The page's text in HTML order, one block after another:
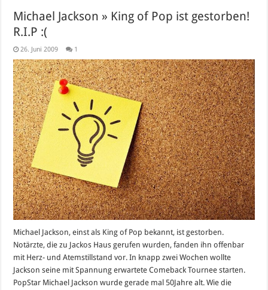
Michael Jackson » King of Pop ist gestorben!
R.I.P :(
26. Juni 2009 1
Michael Jackson, einst als King of Pop bekannt, ist gestorben.
Notärzte, die zu Jackos Haus gerufen wurden, fanden ihn offenbar
mit Herz- und Atemstillstand vor. In knapp zwei Wochen wollte
Jackson seine mit Spannung erwartete Comeback Tournee starten.
PopStar Michael Jackson wurde gerade mal 50Jahre alt. Wie die